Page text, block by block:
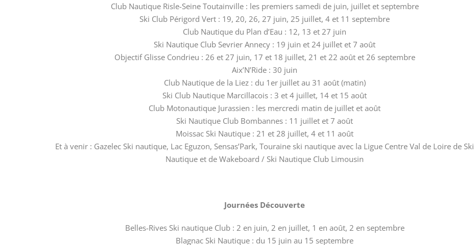
Club Nautique Risle-Seine Toutainville : les premiers samedi de juin, juillet et septembre
Ski Club Périgord Vert : 19, 20, 26, 27 juin, 25 juillet, 4 et 11 septembre
Club Nautique du Plan d’Eau : 12, 13 et 27 juin
Ski Nautique Club Sevrier Annecy : 19 juin et 24 juillet et 7 août
Objectif Glisse Condrieu : 26 et 27 juin, 17 et 18 juillet, 21 et 22 août et 26 septembre
Aix’N’Ride : 30 juin
Club Nautique de la Liez : du 1er juillet au 31 août (matin)
Ski Club Nautique Marcillacois : 3 et 4 juillet, 14 et 15 août
Club Motonautique Jurassien : les mercredi matin de juillet et août
Ski Nautique Club Bombannes : 11 juillet et 7 août
Moissac Ski Nautique : 21 et 28 juillet, 4 et 11 août
Et à venir : Gazelec Ski nautique, Lac Eguzon, Sensas’Park, Touraine ski nautique avec la Ligue Centre Val de Loire de Ski
Nautique et de Wakeboard / Ski Nautique Club Limousin
Journées Découverte
Belles-Rives Ski nautique Club : 2 en juin, 2 en juillet, 1 en août, 2 en septembre
Blagnac Ski Nautique : du 15 juin au 15 septembre